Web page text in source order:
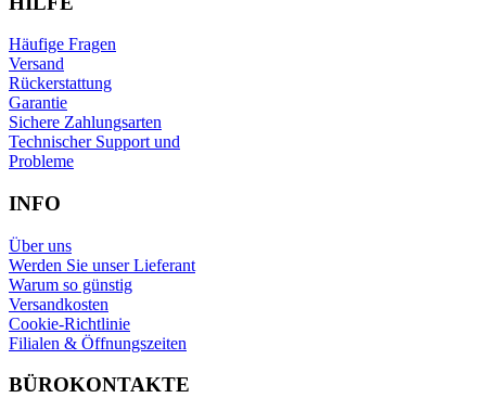
Häufige Fragen
Versand
Rückerstattung
Garantie
Sichere Zahlungsarten
Technischer Support und
Probleme
INFO
Über uns
Werden Sie unser Lieferant
Warum so günstig
Versandkosten
Cookie-Richtlinie
Filialen & Öffnungszeiten
BÜROKONTAKTE